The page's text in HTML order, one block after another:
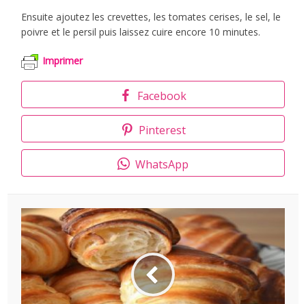
Ensuite ajoutez les crevettes, les tomates cerises, le sel, le
poivre et le persil puis laissez cuire encore 10 minutes.
Imprimer
Facebook
Pinterest
WhatsApp